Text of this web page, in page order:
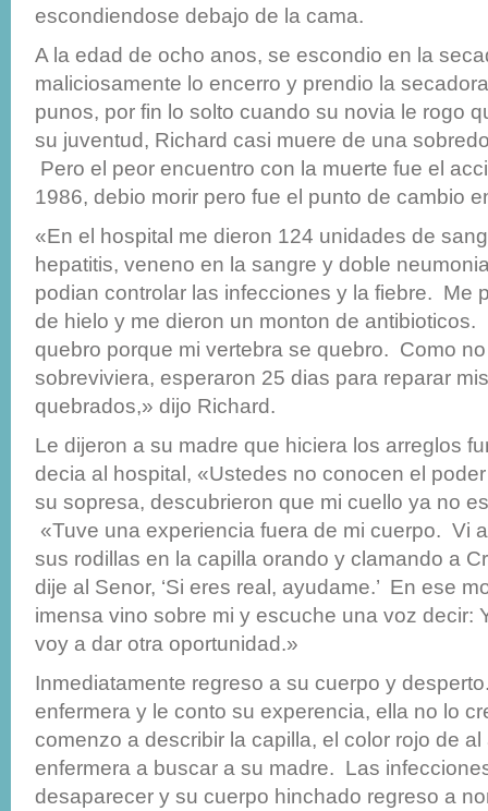
escondiendose debajo de la cama.
A la edad de ocho anos, se escondio en la
maliciosamente lo encerro y prendio la
punos, por fin lo solto cuando su novia le rogo
su juventud, Richard casi muere de una
Pero el peor encuentro con la muerte fue el
1986, debio morir pero fue el punto de cambio
«En el hospital me dieron 124 unidades de
hepatitis, veneno en la sangre y doble
podian controlar las infecciones y la fiebre. Me
de hielo y me dieron un monton de antibioticos.
quebro porque mi vertebra se quebro. Como
sobreviviera, esperaron 25 dias para reparar
quebrados,» dijo Richard.
Le dijeron a su madre que hiciera los arreglos
decia al hospital, «Ustedes no conocen el
su sopresa, descubrieron que mi cuello ya no
«Tuve una experiencia fuera de mi cuerpo. Vi
sus rodillas en la capilla orando y clamando a
dije al Senor, ‘Si eres real, ayudame.’ En ese
imensa vino sobre mi y escuche una voz decir:
voy a dar otra oportunidad.»
Inmediatamente regreso a su cuerpo y
enfermera y le conto su experencia, ella no lo
comenzo a describir la capilla, el color rojo de
enfermera a buscar a su madre. Las
desaparecer y su cuerpo hinchado regreso a